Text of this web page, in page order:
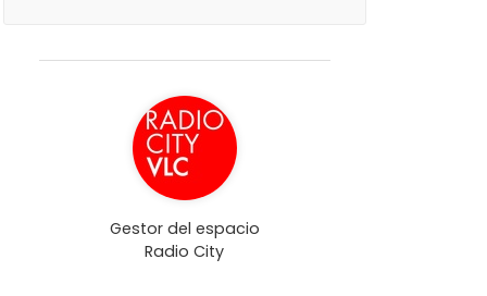
Gestor del espacio
Radio City